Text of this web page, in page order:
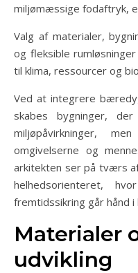
miljømæssige fodaftryk,
Valg af materialer,
og fleksible
til klima, ressourcer og
Ved at integrere
skabes bygninger,
miljøpåvirkninger,
omgivelserne og
arkitekten ser på tværs
helhedsorienteret,
fremtidssikring går hånd i
Materialer
udvikling